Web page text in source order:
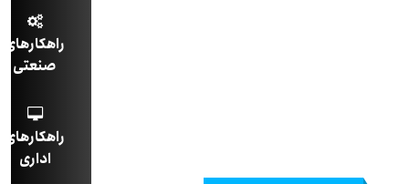
راهکارهای
صنعتی
راهکارهای
اداری